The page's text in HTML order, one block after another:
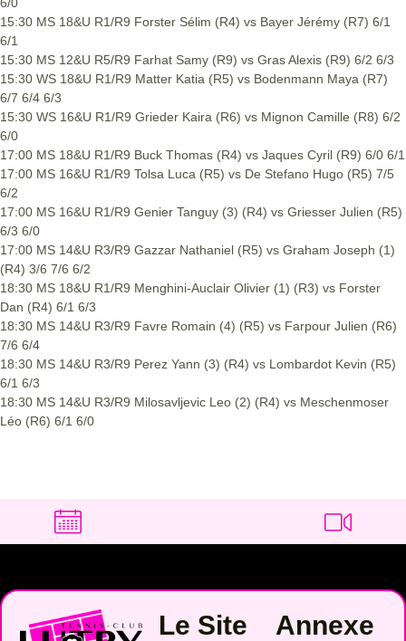
6/0
15:30 MS 18&U R1/R9 Forster Sélim (R4) vs Bayer Jérémy (R7) 6/1
6/1
15:30 MS 12&U R5/R9 Farhat Samy (R9) vs Gras Alexis (R9) 6/2 6/3
15:30 WS 18&U R1/R9 Matter Katia (R5) vs Bodenmann Maya (R7)
6/7 6/4 6/3
15:30 WS 16&U R1/R9 Grieder Kaira (R6) vs Mignon Camille (R8) 6/2
6/0
17:00 MS 18&U R1/R9 Buck Thomas (R4) vs Jaques Cyril (R9) 6/0 6/1
17:00 MS 16&U R1/R9 Tolsa Luca (R5) vs De Stefano Hugo (R5) 7/5
6/2
17:00 MS 16&U R1/R9 Genier Tanguy (3) (R4) vs Griesser Julien (R5)
6/3 6/0
17:00 MS 14&U R3/R9 Gazzar Nathaniel (R5) vs Graham Joseph (1)
(R4) 3/6 7/6 6/2
18:30 MS 18&U R1/R9 Menghini-Auclair Olivier (1) (R3) vs Forster
Dan (R4) 6/1 6/3
18:30 MS 14&U R3/R9 Favre Romain (4) (R5) vs Farpour Julien (R6)
7/6 6/4
18:30 MS 14&U R3/R9 Perez Yann (3) (R4) vs Lombardot Kevin (R5)
6/1 6/3
18:30 MS 14&U R3/R9 Milosavljevic Leo (2) (R4) vs Meschenmoser
Léo (R6) 6/1 6/0
Le Site
Annexe